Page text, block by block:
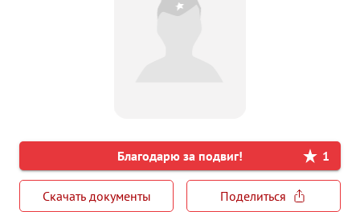
Благодарю за подвиг! 1
Скачать документы
Поделиться